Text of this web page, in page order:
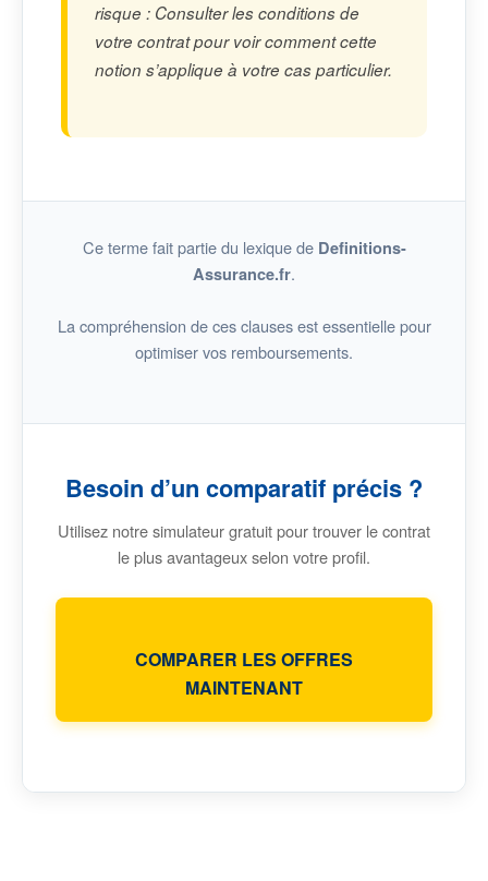
risque : Consulter les conditions de
votre contrat pour voir comment cette
notion s’applique à votre cas particulier.
Ce terme fait partie du lexique de Definitions-
Assurance.fr.
La compréhension de ces clauses est essentielle pour
optimiser vos remboursements.
Besoin d’un comparatif précis ?
Utilisez notre simulateur gratuit pour trouver le contrat
le plus avantageux selon votre profil.
COMPARER LES OFFRES
MAINTENANT